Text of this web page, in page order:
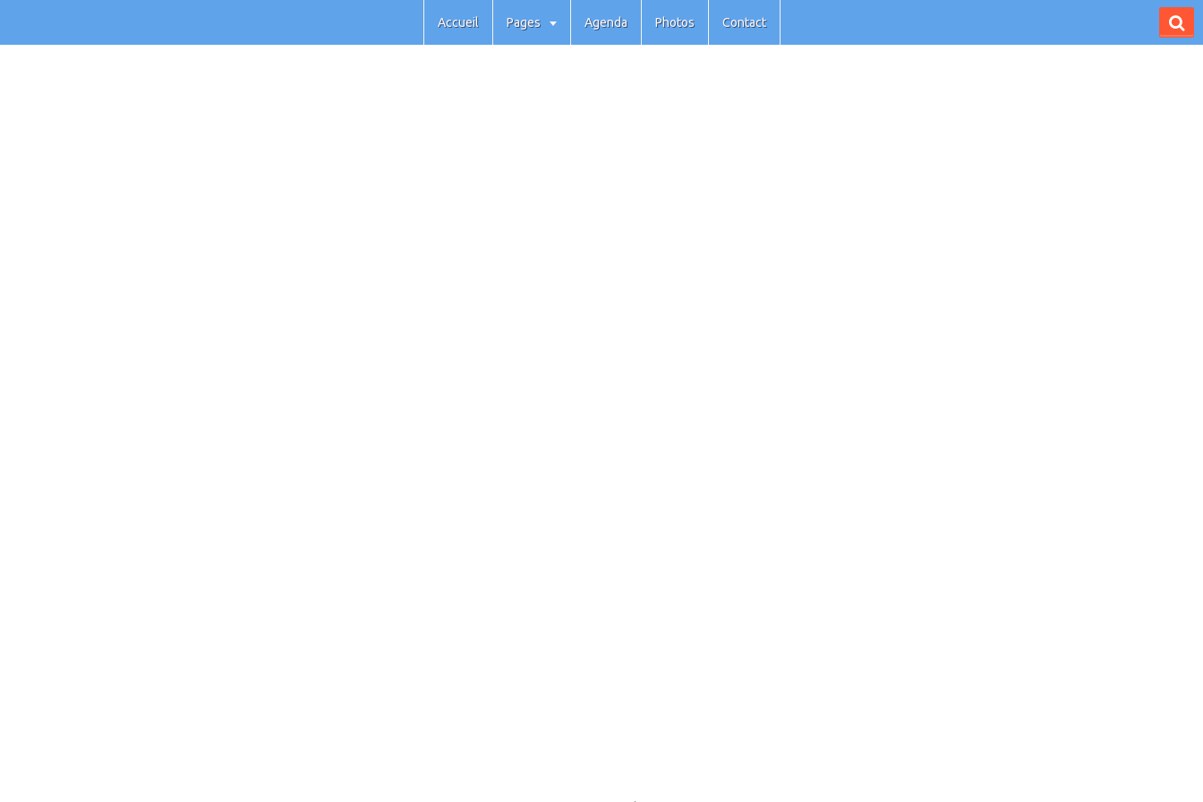
Accueil Pages Agenda Photos Contact